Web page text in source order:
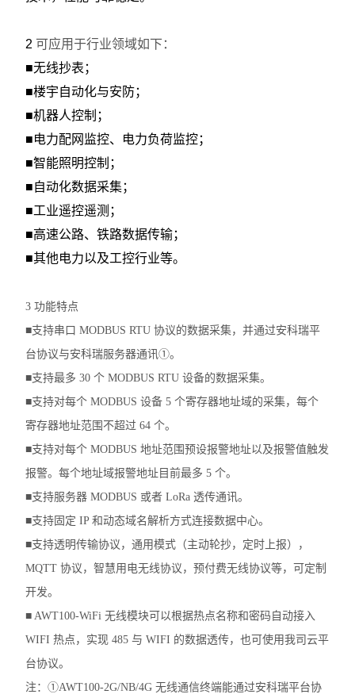
单相多用户表
三相高海拔多功能表
智能电力仪表
AEW100无线计量模块
ANSVC低压无功功率补偿装置
ANSVG无功谐波混合补偿装置
ANHF谐波滤波器
复费率统计表
三相多功能谐波表
三相电度表
有源电力滤波器
终端电能计量表计
ACR系列网络电力仪表
APMD系列仪表
查看全部 >>
2 可应用于行业领域如下：
■无线抄表；
■楼宇自动化与安防；
■机器人控制；
■电力配网监控、电力负荷监控；
■智能照明控制；
■自动化数据采集；
■工业遥控遥测；
■高速公路、铁路数据传输；
■其他电力以及工控行业等。
3 功能特点
■支持串口 MODBUS RTU 协议的数据采集，并通过安科瑞平
台协议与安科瑞服务器通讯①。
■支持最多 30 个 MODBUS RTU 设备的数据采集。
■支持对每个 MODBUS 设备 5 个寄存器地址域的采集，每个
寄存器地址范围不超过 64 个。
■支持对每个 MODBUS 地址范围预设报警地址以及报警值触发
报警。每个地址域报警地址目前最多 5 个。
■支持服务器 MODBUS 或者 LoRa 透传通讯。
■支持固定 IP 和动态域名解析方式连接数据中心。
■支持透明传输协议，通用模式（主动轮抄，定时上报），
MQTT 协议，智慧用电无线协议，预付费无线协议等，可定制
开发。
■ AWT100-WiFi 无线模块可以根据热点名称和密码自动接入
WIFI 热点，实现 485 与 WIFI 的数据透传，也可使用我司云平
台协议。
注：①AWT100-2G/NB/4G 无线通信终端能通过安科瑞平台协